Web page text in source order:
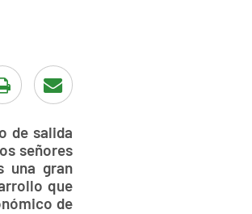
de salida
señores
una gran
que
de